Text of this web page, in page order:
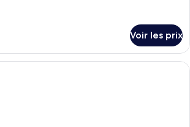
Voir les prix